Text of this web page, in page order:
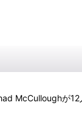
McCulloughが